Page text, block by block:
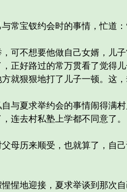
宝钗约会时的事情，忙道：
不想要他做自己女婿，儿子
正好路过的常万贯看了觉得
就狠狠地打了儿子一顿。这，
夏求举约会的事情闹得满村
连去村私塾上学都不同意了。
历来顺受，也就算了，自己
地迎接，夏求举谈到那次自